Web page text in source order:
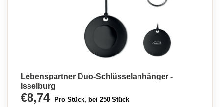
Lebenspartner Duo-Schlüsselanhänger -
Isselburg
€8,74 Pro Stück, bei 250 Stück